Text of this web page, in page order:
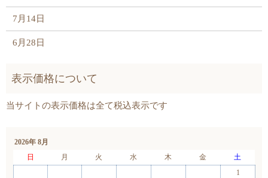
7月14日
6月28日
2026年 8月
日
月 火 水 木 金
土
1